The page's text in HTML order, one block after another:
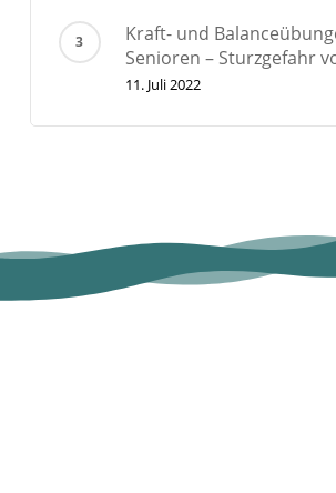
Kraft- und
Senioren – Sturzgefahr
11. Juli 2022